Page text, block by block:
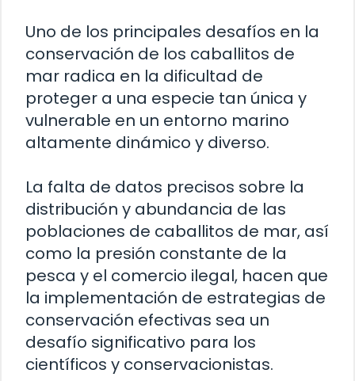
Uno de los principales desafíos en la
conservación de los caballitos de
mar radica en la dificultad de
proteger a una especie tan única y
vulnerable en un entorno marino
altamente dinámico y diverso.
La falta de datos precisos sobre la
distribución y abundancia de las
poblaciones de caballitos de mar, así
como la presión constante de la
pesca y el comercio ilegal, hacen que
la implementación de estrategias de
conservación efectivas sea un
desafío significativo para los
científicos y conservacionistas.